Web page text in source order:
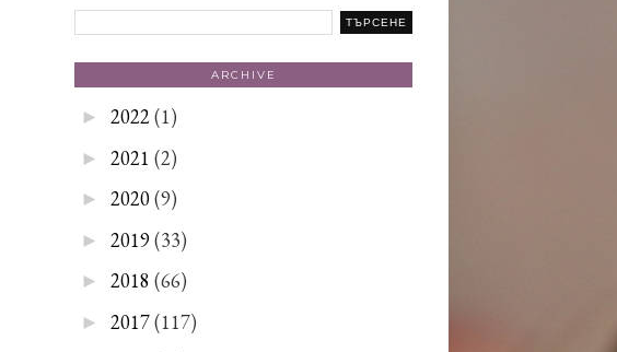
ARCHIVE
► 2022(1)
► 2021 (2)
► 2020(9)
► 2019(33)
► 2018 (66)
► 2017(117)